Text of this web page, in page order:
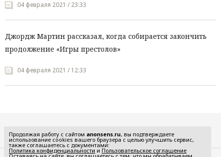
04 февраля 2021 / 23:33
Джордж Мартин рассказал, когда собирается закончить
продолжение «Игры престолов»
04 февраля 2021 / 12:33
Продолжая работу с сайтом anonsens.ru, вы подтверждаете
использование cookies вашего браузера с целью улучшить сервис,
также соглашаетесь с документами:
Политика конфиденциальности и Пользовательское соглашение